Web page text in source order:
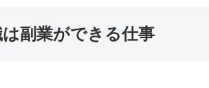
副業ができる仕事